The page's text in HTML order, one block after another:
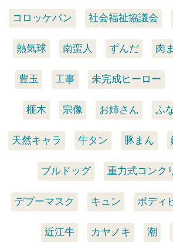
コロッケパン 社会福祉協議会
熱気球 南蛮人 ずんだ 肉
豊玉 工事 未完成ヒーロー
榧木 宗像 お姉さん ふ
天然キャラ 牛タン 豚まん
ブルドッグ 重力式コンク
デブーマスク キュン ボディ
近江牛 カヤノキ 潮